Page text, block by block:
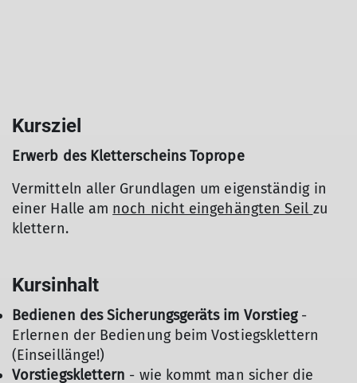
Kursziel
Erwerb des Kletterscheins Toprope
Vermitteln aller Grundlagen um eigenständig in
einer Halle am noch nicht eingehängten Seil zu
klettern.
Kursinhalt
Bedienen des Sicherungsgeräts im Vorstieg-
Erlernen der Bedienung beim Vostiegsklettern
(Einseillänge!)
Vorstiegsklettern - wie kommt man sicher die